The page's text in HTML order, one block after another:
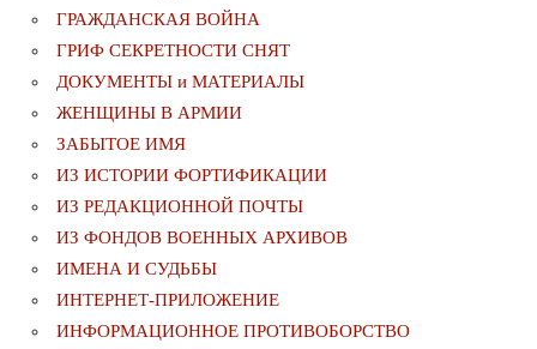
ГРАЖДАНСКАЯ ВОЙНА
ГРИФ СЕКРЕТНОСТИ СНЯТ
ДОКУМЕНТЫ и МАТЕРИАЛЫ
ЖЕНЩИНЫ В АРМИИ
ЗАБЫТОЕ ИМЯ
ИЗ ИСТОРИИ ФОРТИФИКАЦИИ
ИЗ РЕДАКЦИОННОЙ ПОЧТЫ
ИЗ ФОНДОВ ВОЕННЫХ АРХИВОВ
ИМЕНА И СУДЬБЫ
ИНТЕРНЕТ-ПРИЛОЖЕНИЕ
ИНФОРМАЦИОННОЕ ПРОТИВОБОРСТВО